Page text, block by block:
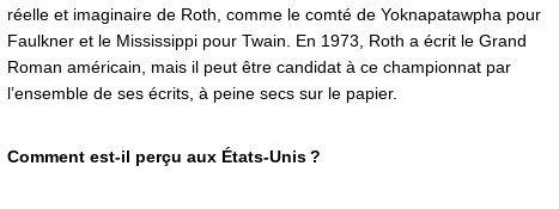
réelle et imaginaire de Roth, comme le comté de Yoknapatawpha pour
Faulkner et le Mississippi pour Twain. En 1973, Roth a écrit le Grand
Roman américain, mais il peut être candidat à ce championnat par
l’ensemble de ses écrits, à peine secs sur le papier.
Comment est-il perçu aux États-Unis ?